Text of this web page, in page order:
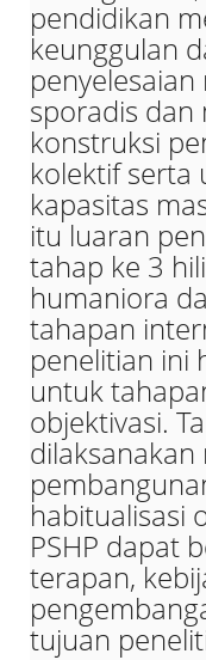
pendidikan
keunggulan
penyelesaian
sporadis dan
konstruksi
kolektif serta
kapasitas
itu luaran
tahap ke 3
humaniora
tahapan
penelitian ini
untuk
objektivasi.
habitualisasi
PSHP dapat
terapan,
tujuan